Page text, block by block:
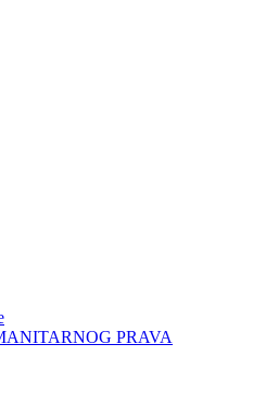
PRAVA